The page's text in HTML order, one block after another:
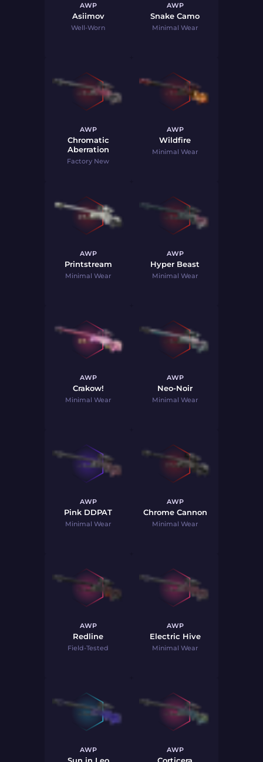
AWP
Asiimov
Well-Worn
AWP
Snake Camo
Minimal Wear
AWP
Chromatic
Aberration
Factory New
AWP
Wildfire
Minimal Wear
AWP
Printstream
Minimal Wear
AWP
Hyper Beast
Minimal Wear
AWP
Crakow!
Minimal Wear
AWP
Neo-Noir
Minimal Wear
AWP
Pink DDPAT
Minimal Wear
AWP
Chrome Cannon
Minimal Wear
AWP
Redline
Field-Tested
AWP
Electric Hive
Minimal Wear
AWP AWP